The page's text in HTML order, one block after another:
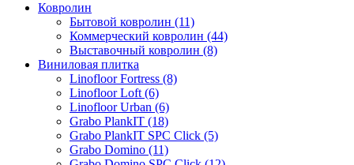
Ковролин
Бытовой ковролин (11)
Коммерческий ковролин (44)
Выставочный ковролин (8)
Виниловая плитка
Linofloor Fortress (8)
Linofloor Loft (6)
Linofloor Urban (6)
Grabo PlankIT (18)
Grabo PlankIT SPC Click (5)
Grabo Domino (11)